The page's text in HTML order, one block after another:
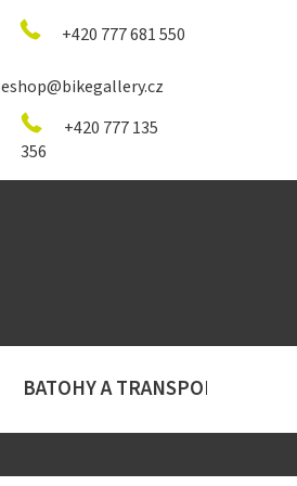
+420 777 681 550
eshop@bikegallery.cz
+420 777 135
356
BATOHY A TRANSPORT